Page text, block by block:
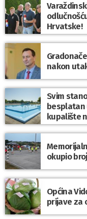
Hrvatske!
nakon
Svim
besplatan
kupalište
okupio
Općina
prijave za